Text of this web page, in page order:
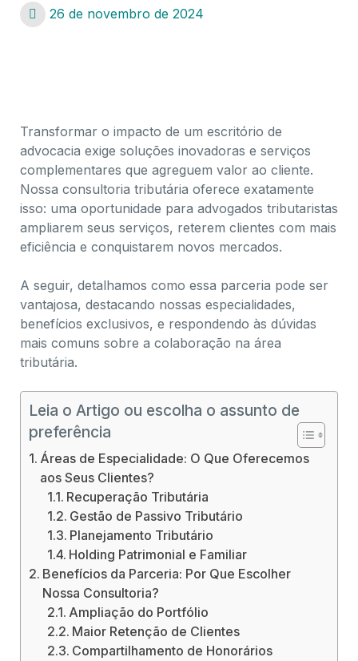
26 de novembro de 2024
Transformar o impacto de um escritório de
advocacia exige soluções inovadoras e serviços
complementares que agreguem valor ao cliente.
Nossa consultoria tributária oferece exatamente
isso: uma oportunidade para advogados tributaristas
ampliarem seus serviços, reterem clientes com mais
eficiência e conquistarem novos mercados.
A seguir, detalhamos como essa parceria pode ser
vantajosa, destacando nossas especialidades,
benefícios exclusivos, e respondendo às dúvidas
mais comuns sobre a colaboração na área
tributária.
Leia o Artigo ou escolha o assunto de
preferência
Áreas de Especialidade: O Que Oferecemos
aos Seus Clientes?
Recuperação Tributária
Gestão de Passivo Tributário
Planejamento Tributário
Holding Patrimonial e Familiar
Benefícios da Parceria: Por Que Escolher
Nossa Consultoria?
Ampliação do Portfólio
Maior Retenção de Clientes
Compartilhamento de Honorários